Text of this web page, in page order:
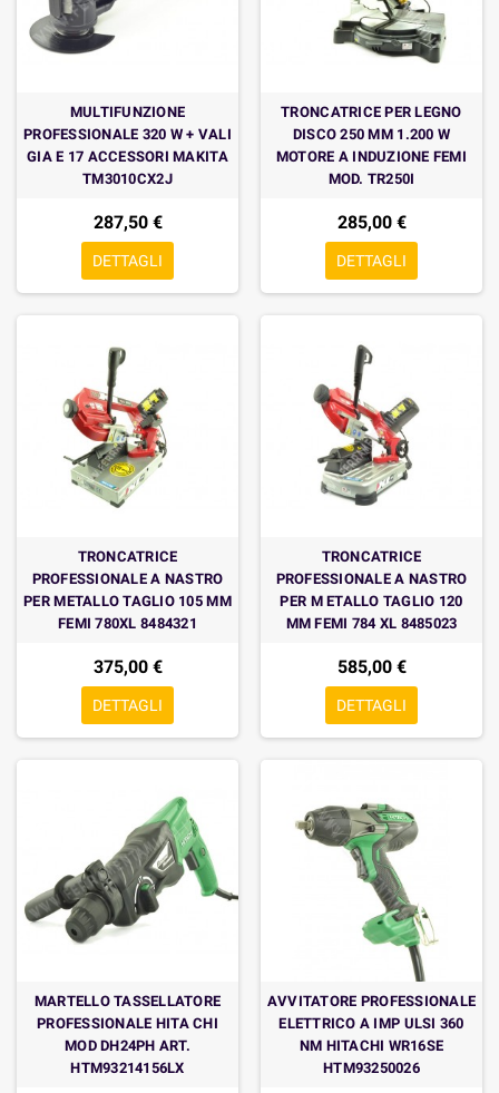
MULTIFUNZIONE
PROFESSIONALE 320 W + VALI
GIA E 17 ACCESSORI MAKITA
TM3010CX2J
287,50 €
DETTAGLI
TRONCATRICE PER LEGNO
DISCO 250 MM 1.200 W
MOTORE A INDUZIONE FEMI
MOD. TR250I
285,00 €
DETTAGLI
TRONCATRICE
PROFESSIONALE A NASTRO
PER METALLO TAGLIO 105 MM
FEMI 780XL 8484321
375,00 €
DETTAGLI
TRONCATRICE
PROFESSIONALE A NASTRO
PER M ETALLO TAGLIO 120
MM FEMI 784 XL 8485023
585,00 €
DETTAGLI
MARTELLO TASSELLATORE
PROFESSIONALE HITA CHI
MOD DH24PH ART.
HTM93214156LX
AVVITATORE PROFESSIONALE
ELETTRICO A IMP ULSI 360
NM HITACHI WR16SE
HTM93250026